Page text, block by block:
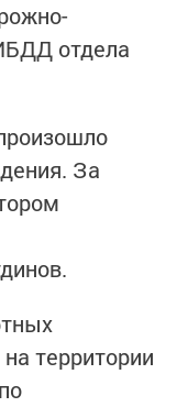
отдела
За
территории